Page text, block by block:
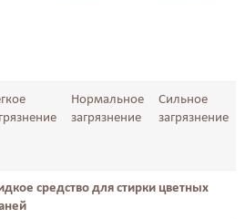
Нормальное
загрязнение
Сильное
загрязнение
средство для стирки цветных